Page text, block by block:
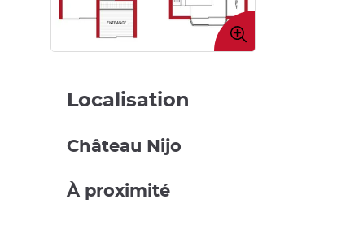
Agrandir
l'image
Localisation
Château Nijo
À proximité